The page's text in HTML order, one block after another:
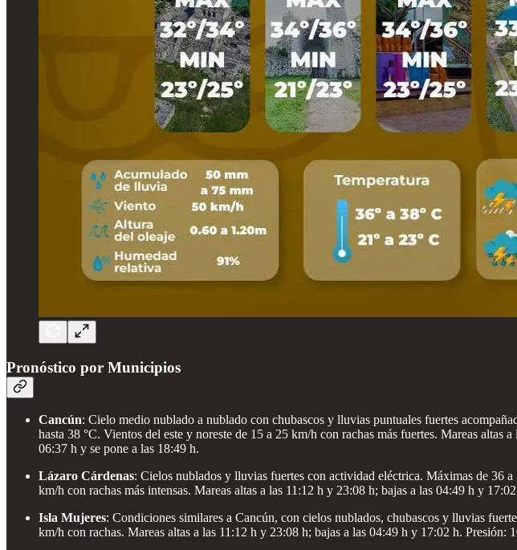
Pronóstico por Municipios
Cancún: Cielo medio nublado a nublado con chubascos y lluvias puntuales fuertes
hasta 38 °C. Vientos del este y noreste de 15 a 25 km/h con rachas más fuertes. Mareas
06:37 h y se pone a las 18:49 h.
Lázaro Cárdenas: Cielos nublados y lluvias fuertes con actividad eléctrica. Máximas de 36
km/h con rachas más intensas. Mareas altas a las 11:12 h y 23:08 h; bajas a las 04:49 h y
Isla Mujeres: Condiciones similares a Cancún, con cielos nublados, chubascos y lluvias
km/h con rachas. Mareas altas a las 11:12 h y 23:08 h; bajas a las 04:49 h y 17:02 h. Presión: